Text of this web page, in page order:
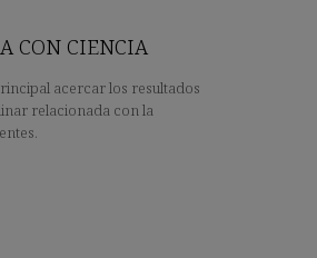
CON CIENCIA
acercar los resultados
relacionada con la